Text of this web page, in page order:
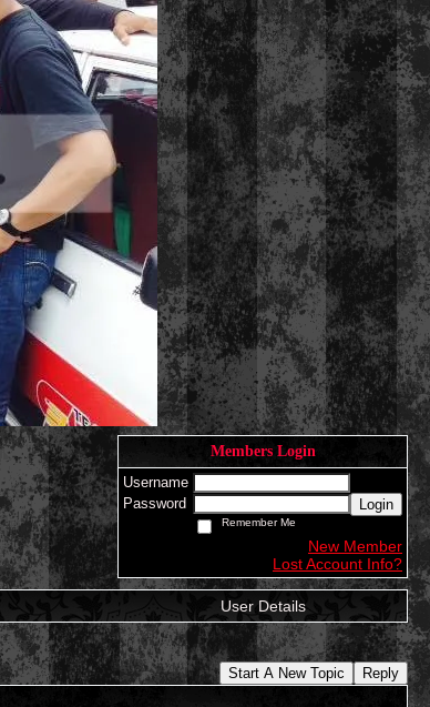
Members Login
Username
Password
Login
Remember Me
New Member
Lost Account Info?
User Details
Start A New Topic
Reply